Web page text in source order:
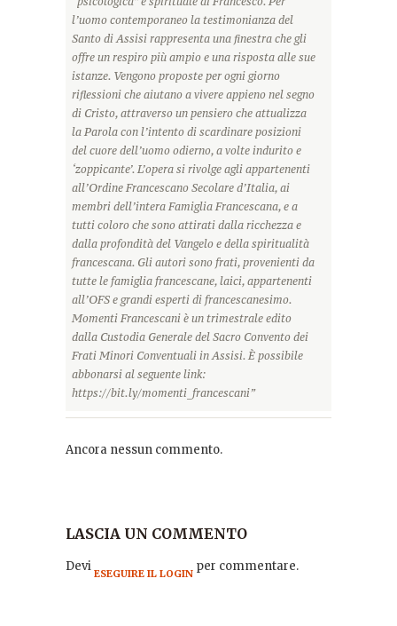
l’uomo contemporaneo la testimonianza del
Santo di Assisi rappresenta una finestra che gli
offre un respiro più ampio e una risposta alle sue
istanze. Vengono proposte per ogni giorno
riflessioni che aiutano a vivere appieno nel segno
di Cristo, attraverso un pensiero che attualizza
la Parola con l’intento di scardinare posizioni
del cuore dell’uomo odierno, a volte indurito e
‘zoppicante’. L’opera si rivolge agli appartenenti
all’Ordine Francescano Secolare d’Italia, ai
membri dell’intera Famiglia Francescana, e a
tutti coloro che sono attirati dalla ricchezza e
dalla profondità del Vangelo e della spiritualità
francescana. Gli autori sono frati, provenienti da
tutte le famiglia francescane, laici, appartenenti
all’OFS e grandi esperti di francescanesimo.
Momenti Francescani è un trimestrale edito
dalla Custodia Generale del Sacro Convento dei
Frati Minori Conventuali in Assisi. È possibile
abbonarsi al seguente link:
https://bit.ly/momenti_francescani”
Ancora nessun commento.
LASCIA UN COMMENTO
Devi ESEGUIRE IL LOGIN per commentare.